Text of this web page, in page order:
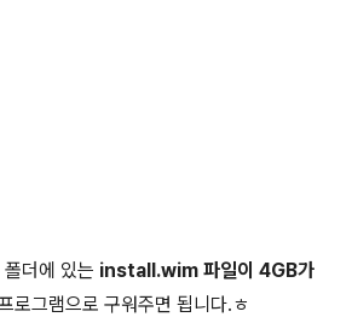
더에 있는 install.wim 파일이 4GB가
로그램으로 구워주면 됩니다.ㅎ